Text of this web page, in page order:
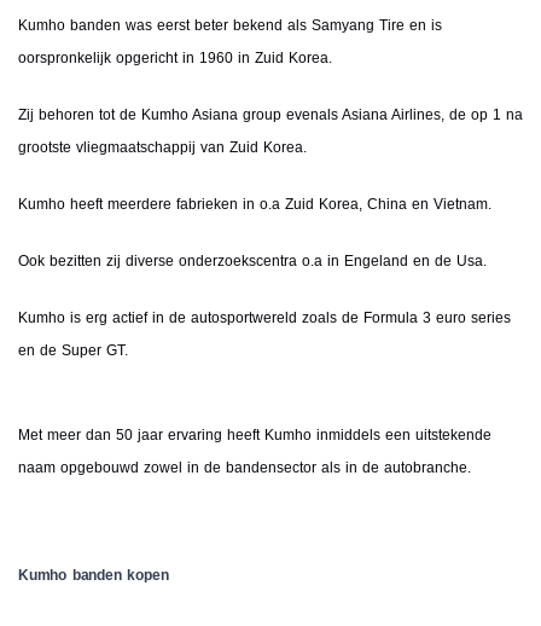
Kumho banden was eerst beter bekend als Samyang Tire en is
oorspronkelijk opgericht in 1960 in Zuid Korea.
Zij behoren tot de Kumho Asiana group evenals Asiana Airlines, de op 1 na
grootste vliegmaatschappij van Zuid Korea.
Kumho heeft meerdere fabrieken in o.a Zuid Korea, China en Vietnam.
Ook bezitten zij diverse onderzoekscentra o.a in Engeland en de Usa.
Kumho is erg actief in de autosportwereld zoals de Formula 3 euro series
en de Super GT.
Met meer dan 50 jaar ervaring heeft Kumho inmiddels een uitstekende
naam opgebouwd zowel in de bandensector als in de autobranche.
Kumho banden kopen